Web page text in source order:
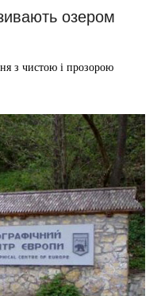
озером
з чистою і прозорою